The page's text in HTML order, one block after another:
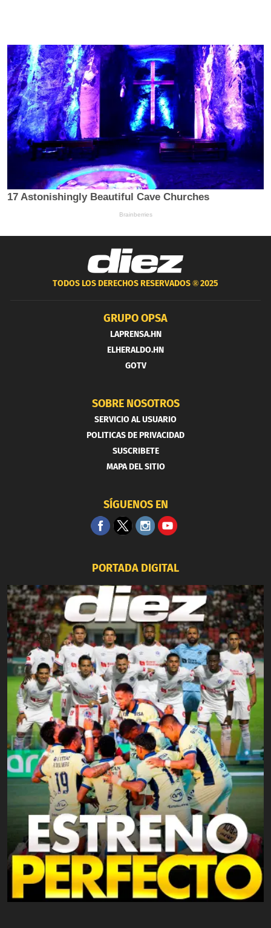
TODOS LOS DERECHOS RESERVADOS ®2025
GRUPO OPSA
LAPRENSA.HN
ELHERALDO.HN
GOTV
SOBRE NOSOTROS
SERVICIO AL USUARIO
POLITICAS DE PRIVACIDAD
SUSCRIBETE
MAPA DEL SITIO
SÍGUENOS EN
PORTADA DIGITAL